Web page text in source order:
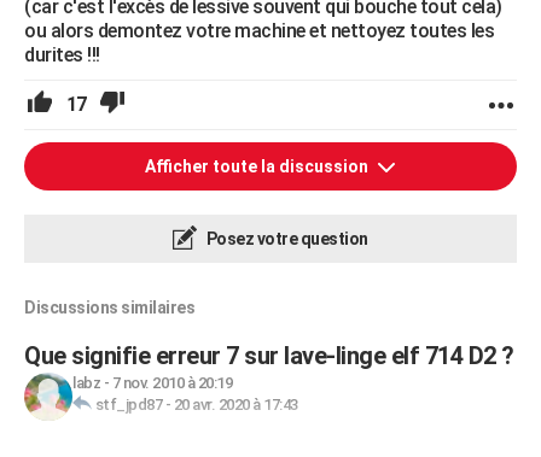
(car c'est l'excès de lessive souvent qui bouche tout cela)
ou alors demontez votre machine et nettoyez toutes les
durites !!!
17
Afficher toute la discussion
Posez votre question
Discussions similaires
Que signifie erreur 7 sur lave-linge elf 714 D2 ?
labz - 7 nov. 2010 à 20:19
stf_jpd87- 20 avr. 2020 à 17:43